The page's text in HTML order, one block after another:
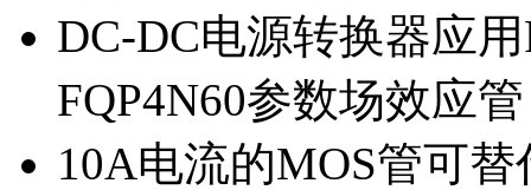
DC-DC电源转换器应
FQP4N60参数场效应
10A电流的MOS管可